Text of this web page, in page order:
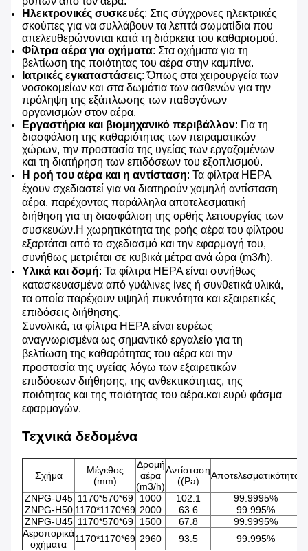
Ηλεκτρονικές συσκευές: Στις σύγχρονες ηλεκτρικές
σκούπες για να συλλάβουν τα λεπτά σωματίδια που
απελευθερώνονται κατά τη διάρκεια του καθαρισμού.
Φίλτρα αέρα για οχήματα: Στα οχήματα για τη
βελτίωση της ποιότητας του αέρα στην καμπίνα.
Ιατρικές εγκαταστάσεις: Όπως στα χειρουργεία των
νοσοκομείων και στα δωμάτια των ασθενών για την
πρόληψη της εξάπλωσης των παθογόνων
οργανισμών στον αέρα.
Εργαστήρια και βιομηχανικό περιβάλλον: Για τη
διασφάλιση της καθαριότητας των πειραματικών
χώρων, την προστασία της υγείας των εργαζομένων
και τη διατήρηση των επιδόσεων του εξοπλισμού.
Η ροή του αέρα και η αντίσταση: Τα φίλτρα HEPA
έχουν σχεδιαστεί για να διατηρούν χαμηλή αντίσταση
αέρα, παρέχοντας παράλληλα αποτελεσματική
διήθηση για τη διασφάλιση της ορθής λειτουργίας των
συσκευών.Η χωρητικότητα της ροής αέρα του φίλτρου
εξαρτάται από το σχεδιασμό και την εφαρμογή του,
συνήθως μετριέται σε κυβικά μέτρα ανά ώρα (m3/h).
Υλικά και δομή: Τα φίλτρα HEPA είναι συνήθως
κατασκευασμένα από γυάλινες ίνες ή συνθετικά υλικά,
τα οποία παρέχουν υψηλή πυκνότητα και εξαιρετικές
επιδόσεις διήθησης.
Συνολικά, τα φίλτρα HEPA είναι ευρέως
αναγνωρισμένα ως σημαντικό εργαλείο για τη
βελτίωση της καθαρότητας του αέρα και την
προστασία της υγείας λόγω των εξαιρετικών
επιδόσεων διήθησης, της ανθεκτικότητας, της
ποιότητας και της ποιότητας του αέρα.και ευρύ φάσμα
εφαρμογών.
Τεχνικά δεδομένα
Σχήμα
Μέγεθος
(mm)
Δρομή
αέρα
(m3/h)
Αντίσταση
((Pa)
Αποτελεσματικότητα
ZNPG-U45 1170*570*69 1000 102.1
99.9995%
ZNPG-H50 1170*1170*69 2000 63.6
99.995%
ZNPG-U45 1170*570*69 1500 67.8
99.9995%
Αεροπορικά
οχήματα
1170*1170*69 2960 93.5 99.995%